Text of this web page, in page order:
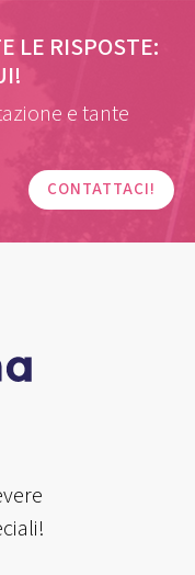
LE RISPOSTE:
e tante
CONTATTACI!